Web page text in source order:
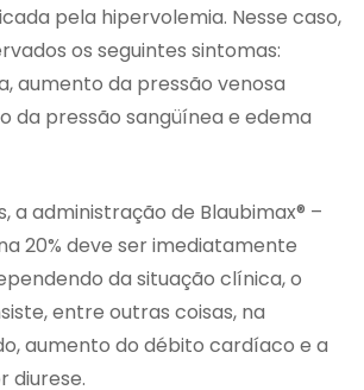
pela hipervolemia. Nesse caso,
os seguintes sintomas:
aumento da pressão venosa
da pressão sangüínea e edema
a administração de Blaubimax® –
20% deve ser imediatamente
da situação clínica, o
entre outras coisas, na
aumento do débito cardíaco e a
diurese.